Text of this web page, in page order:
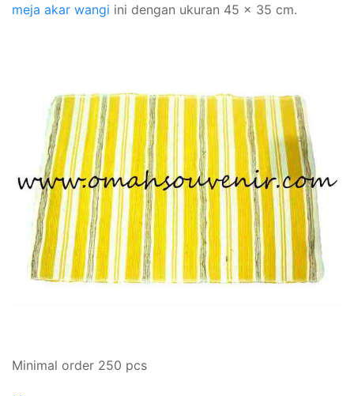
meja akar wangi ini dengan ukuran 45 x 35 cm.
Minimal order 250 pcs